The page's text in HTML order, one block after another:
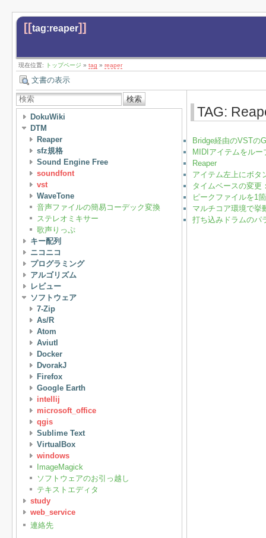
[[tag:reaper]]
現在位置: トップページ » tag » reaper
文書の表示
検索
DokuWiki
DTM
Reaper
sfz規格
Sound Engine Free
soundfont
vst
WaveTone
音声ファイルの簡易コーデック変換
ステレオミキサー
歌声りっぷ
キー配列
ニコニコ
プログラミング
アルゴリズム
レビュー
ソフトウェア
7-Zip
As/R
Atom
Aviutl
Docker
DvorakJ
Firefox
Google Earth
intellij
microsoft_office
qgis
Sublime Text
VirtualBox
windows
ImageMagick
ソフトウェアのお引っ越し
テキストエディタ
study
web_service
連絡先
TAG:
Bridge経由のVSTの
MIDIアイテムをルー
Reaper
アイテム左上にボタ
タイムベースの変更
ピークファイルを1
マルチコア環境で挙
打ち込みドラムのパ